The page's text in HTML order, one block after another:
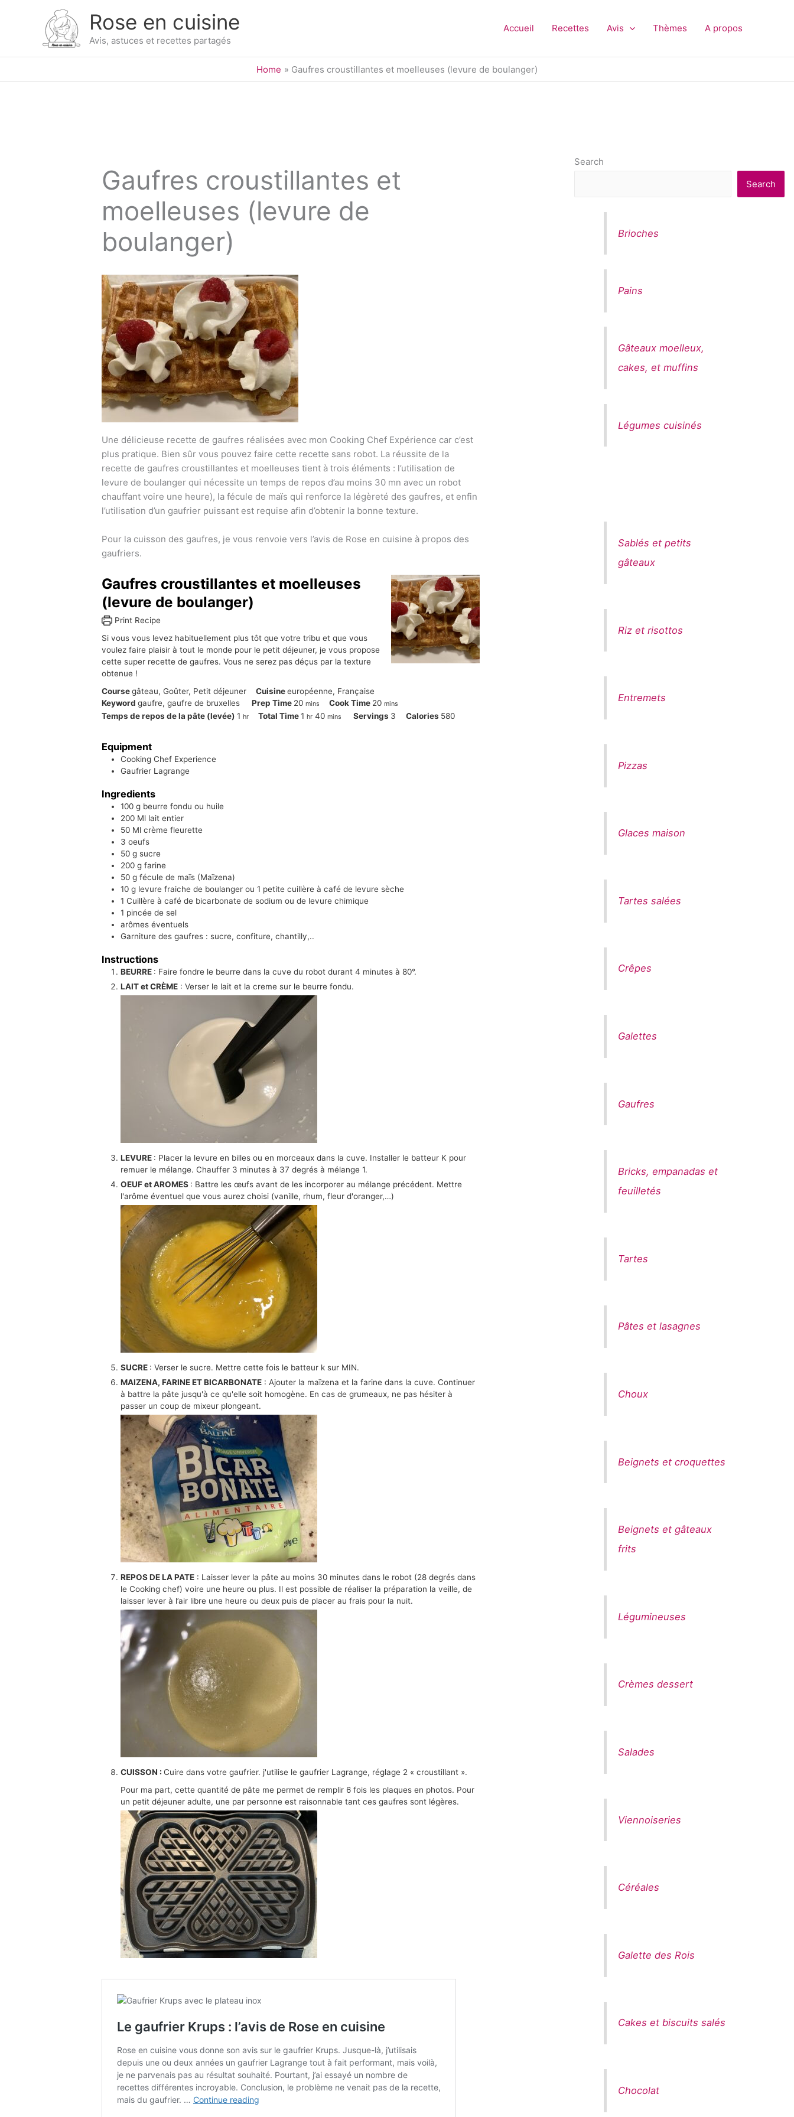
Rose en cuisine
Avis, astuces et recettes partagés
Accueil Recettes Avis Thèmes A propos
Home Gaufres croustillantes et moelleuses (levure de boulanger)
Gaufres croustillantes et
moelleuses (levure de
boulanger)
Une délicieuse recette de gaufres réalisées avec mon Cooking Chef Expérience car c’est
plus pratique. Bien sûr vous pouvez faire cette recette sans robot. La réussite de la
recette de gaufres croustillantes et moelleuses tient à trois éléments : l’utilisation de
levure de boulanger qui nécessite un temps de repos d’au moins 30 mn avec un robot
chauffant voire une heure), la fécule de maïs qui renforce la légèreté des gaufres, et enfin
l’utilisation d’un gaufrier puissant est requise afin d’obtenir la bonne texture.
Pour la cuisson des gaufres, je vous renvoie vers l’avis de Rose en cuisine à propos des
gaufriers.
Gaufres croustillantes et moelleuses
(levure de boulanger)
Print Recipe
Si vous vous levez habituellement plus tôt que votre tribu et que vous
voulez faire plaisir à tout le monde pour le petit déjeuner, je vous propose
cette super recette de gaufres. Vous ne serez pas déçus par la texture
obtenue !
Coursegâteau, Goûter, Petit déjeuner Cuisineeuropéenne, Française
Keywordgaufre, gaufre de bruxelles Prep Time 20minutes
mins Cook Time 20minutes
mins
Temps de repos de la pâte (levée)1 hour
hr Total Time1 hour
hr 40minutes
mins Servings 3 Calories 580
Equipment
Cooking Chef Experience
Gaufrier Lagrange
Ingredients
100 g beurre fondu ou huile
200 Ml lait entier
50 Ml crème fleurette
3 oeufs
50 g sucre
200 g farine
50 g fécule de maïs (Maïzena)
10 g levure fraiche de boulanger ou 1 petite cuillère à café de levure sèche
1 Cuillère à caféde bicarbonate de sodium ou de levure chimique
1 pincée de sel
arômes éventuels
Garniture des gaufres : sucre, confiture, chantilly,..
Instructions
BEURRE : Faire fondre le beurre dans la cuve du robot durant 4 minutes à 80°.
LAIT et CRÈME : Verser le lait et la creme sur le beurre fondu.
LEVURE : Placer la levure en billes ou en morceaux dans la cuve. Installer le batteur K pour
remuer le mélange. Chauffer 3 minutes à 37 degrés à mélange 1.
OEUF et AROMES : Battre les œufs avant de les incorporer au mélange précédent. Mettre
l'arôme éventuel que vous aurez choisi (vanille, rhum, fleur d'oranger,…)
SUCRE : Verser le sucre. Mettre cette fois le batteur k sur MIN.
MAIZENA, FARINE ET BICARBONATE : Ajouter la maïzena et la farine dans la cuve. Continuer
à battre la pâte jusqu'à ce qu'elle soit homogène. En cas de grumeaux, ne pas hésiter à
passer un coup de mixeur plongeant.
REPOS DE LA PATE : Laisser lever la pâte au moins 30 minutes dans le robot (28 degrés dans
le Cooking chef) voire une heure ou plus. Il est possible de réaliser la préparation la veille, de
laisser lever à l’air libre une heure ou deux puis de placer au frais pour la nuit.
CUISSON :Cuire dans votre gaufrier. j'utilise le gaufrier Lagrange, réglage 2 « croustillant ».
Pour ma part, cette quantité de pâte me permet de remplir 6 fois les plaques en photos. Pour
un petit déjeuner adulte, une par personne est raisonnable tant ces gaufres sont légères.
Search
Search
Brioches
Pains
Gâteaux moelleux,
cakes, et muffins
Légumes cuisinés
Sablés et petits
gâteaux
Riz et risottos
Entremets
Pizzas
Glaces maison
Tartes salées
Crêpes
Galettes
Gaufres
Bricks, empanadas et
feuilletés
Tartes
Pâtes et lasagnes
Choux
Beignets et croquettes
Beignets et gâteaux
frits
Légumineuses
Crèmes dessert
Salades
Viennoiseries
Céréales
Galette des Rois
Cakes et biscuits salés
Chocolat